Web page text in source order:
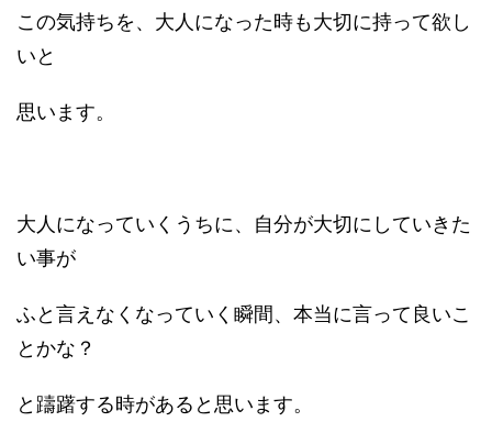
この気持ちを、大人になった時も大切に持って欲し
いと
思います。
大人になっていくうちに、自分が大切にしていきた
い事が
ふと言えなくなっていく瞬間、本当に言って良いこ
とかな？
と躊躇する時があると思います。